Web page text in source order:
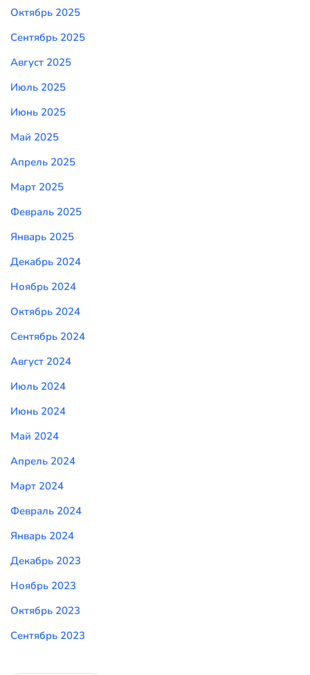
Октябрь 2025
Сентябрь 2025
Август 2025
Июль 2025
Июнь 2025
Май 2025
Апрель 2025
Март 2025
Февраль 2025
Январь 2025
Декабрь 2024
Ноябрь 2024
Октябрь 2024
Сентябрь 2024
Август 2024
Июль 2024
Июнь 2024
Май 2024
Апрель 2024
Март 2024
Февраль 2024
Январь 2024
Декабрь 2023
Ноябрь 2023
Октябрь 2023
Сентябрь 2023